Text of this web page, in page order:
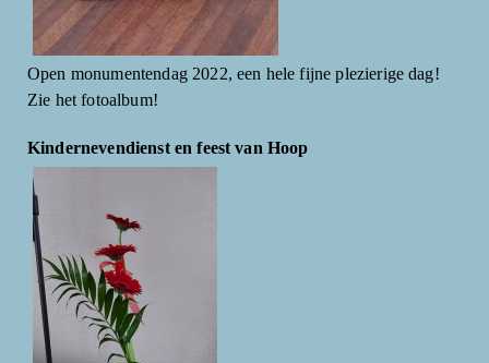
Open monumentendag 2022, een hele fijne plezierige dag!
Zie het fotoalbum!
Kindernevendienst en feest van Hoop